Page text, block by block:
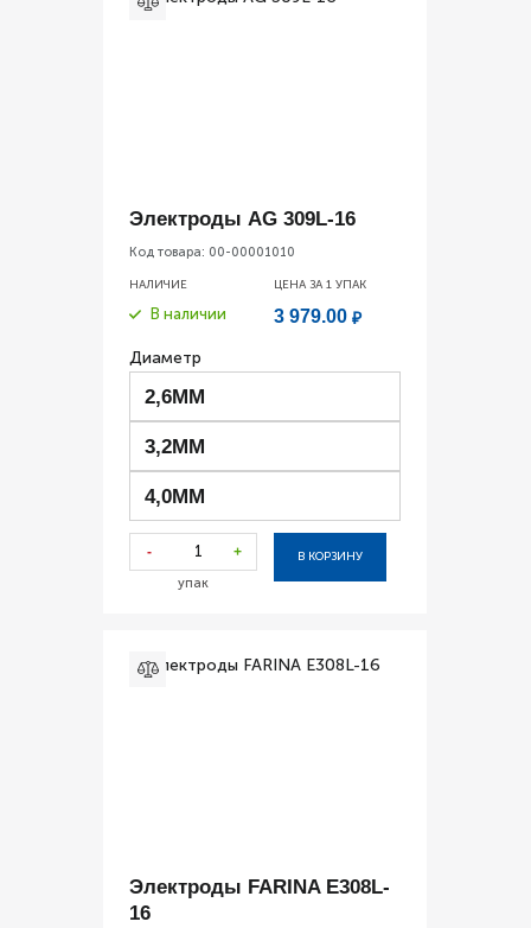
Электроды AG 309L-16
Код товара: 00-00001010
НАЛИЧИЕ
В наличии
ЦЕНА ЗА 1 УПАК
3 979.00 ₽
Диаметр
2,6ММ
3,2ММ
4,0ММ
- +
упак
В КОРЗИНУ
Электроды FARINA E308L-
16